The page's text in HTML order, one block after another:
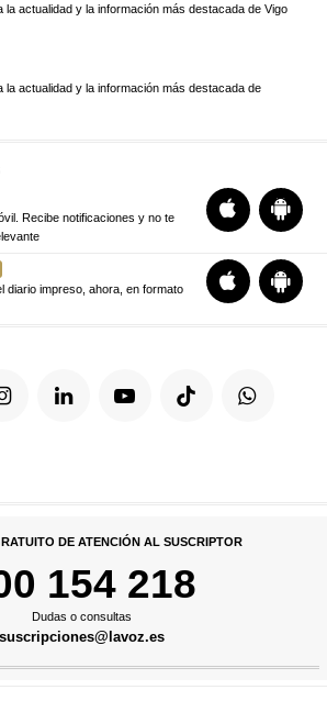
la actualidad y la información más destacada de Vigo
la actualidad y la información más destacada de
Recibe notificaciones y no te
diario impreso, ahora, en formato
DE ATENCIÓN AL SUSCRIPTOR
154 218
Dudas o consultas
suscripciones@lavoz.es